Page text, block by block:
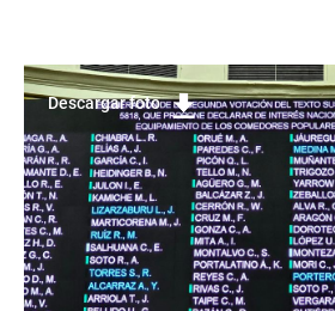
Descargar foto